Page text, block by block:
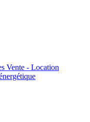
Vente - Location